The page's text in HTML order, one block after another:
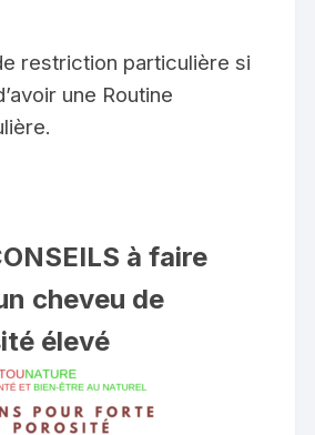
restriction particulière si
une Routine
à faire
cheveu de
élevé